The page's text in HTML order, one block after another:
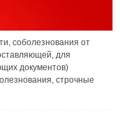
соболезнования от
для
документов)
строчные